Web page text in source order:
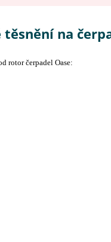
na
rotor čerpadel Oase: